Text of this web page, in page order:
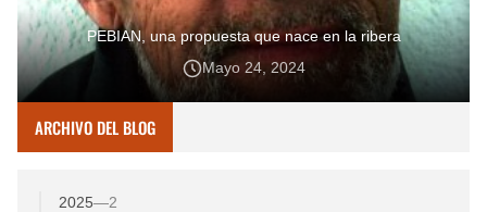
PEBIAN, una propuesta que nace en la ribera
Mayo 24, 2024
ARCHIVO DEL BLOG
2025—2